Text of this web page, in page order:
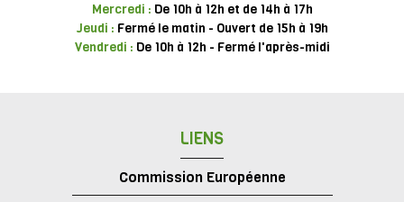
Mercredi : De 10h à 12h et de 14h à 17h
Jeudi : Fermé le matin - Ouvert de 15h à 19h
Vendredi : De 10h à 12h - Fermé l'après-midi
LIENS
Commission Européenne